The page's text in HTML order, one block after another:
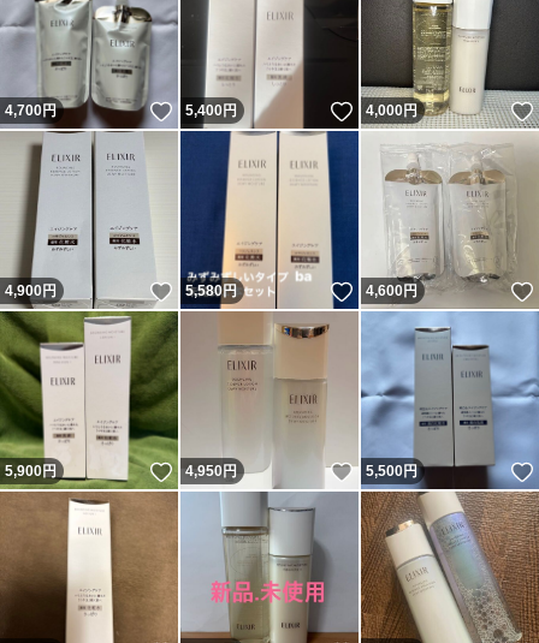
4,700円 いいね！
5,400円 いいね！
4,000円
4,900円 いいね！
5,580円 いいね！
4,600円
5,900円 いいね！
4,950円 いいね！
5,500円